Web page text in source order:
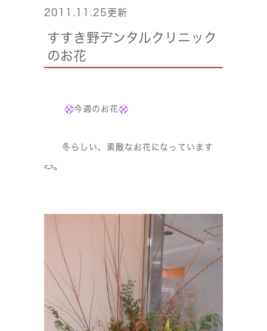
2011.11.25更新
すすき野デンタルクリニック
のお花
今週のお花
冬らしい、素敵なお花になっています
。